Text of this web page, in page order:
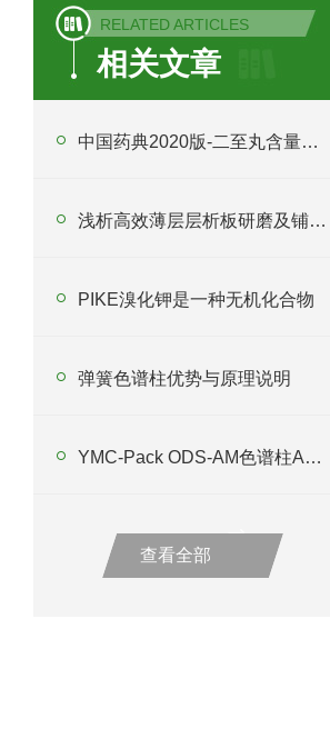
RELATED ARTICLES
相关文章
中国药典2020版-二至丸含量测定
浅析高效薄层层析板研磨及铺板要求
PIKE溴化钾是一种无机化合物
弹簧色谱柱优势与原理说明
YMC-Pack ODS-AM色谱柱AM12S05-2546WT 优势与应用解析
查看全部